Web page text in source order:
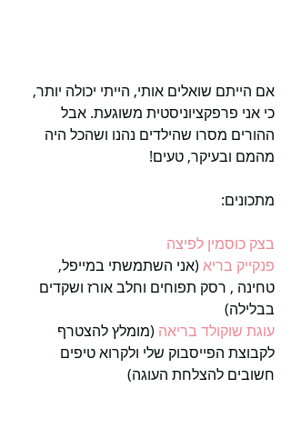
אם הייתם שואלים אותי, הייתי יכולה יותר,
כי אני פרפקציוניסטית משוגעת. אבל
ההורים מסרו שהילדים נהנו ושהכל היה
מהמם ובעיקר, טעים!
מתכונים:
בצק כוסמין לפיצה
פנקייק בריא (אני השתמשתי במייפל,
טחינה , רסק תפוחים וחלב אורז ושקדים
בבלילה)
עוגת שוקולד בריאה (מומלץ להצטרף
לקבוצת הפייסבוק שלי ולקרוא טיפים
חשובים להצלחת העוגה)